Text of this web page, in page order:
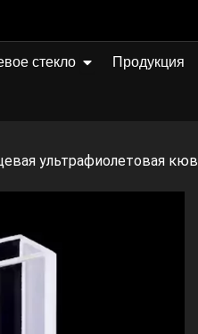
стекло Открыто Quartz
Продукция
ультрафиолетовая